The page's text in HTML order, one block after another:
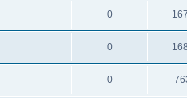
0
0
0